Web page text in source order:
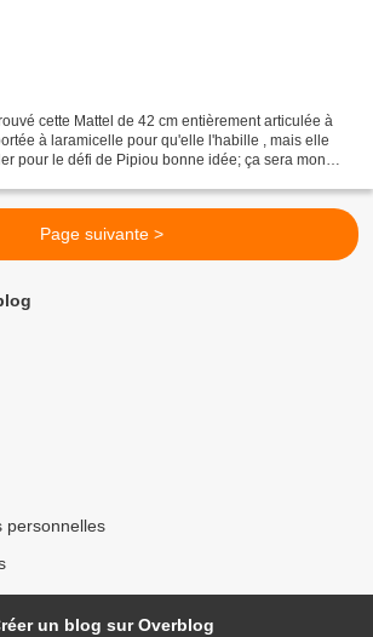
cette Mattel de 42 cm entièrement articulée à
à laramicelle pour qu'elle l'habille , mais elle
pour le défi de Pipiou bonne idée; ça sera mon
Page suivante >
personnelles
un blog sur Overblog